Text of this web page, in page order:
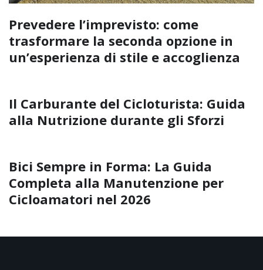
Prevedere l’imprevisto: come
trasformare la seconda opzione in
un’esperienza di stile e accoglienza
Il Carburante del Cicloturista: Guida
alla Nutrizione durante gli Sforzi
Bici Sempre in Forma: La Guida
Completa alla Manutenzione per
Cicloamatori nel 2026